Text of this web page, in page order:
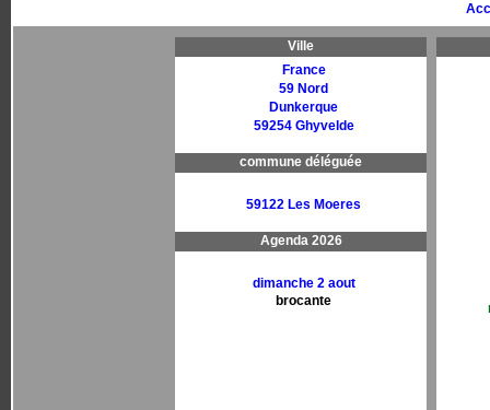
Ville
France
59 Nord
Dunkerque
59254 Ghyvelde
commune déléguée
59122 Les Moeres
Agenda 2026
dimanche 2 aout
brocante